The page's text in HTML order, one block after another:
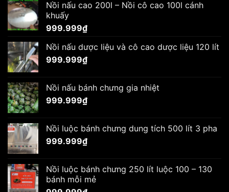
Nồi nấu cao 200l – Nồi cô cao 100l cánh
khuấy
999.999₫
Nồi nấu dược liệu và cô cao dược liệu 120 lít
999.999₫
Nồi nấu bánh chưng gia nhiệt
999.999₫
Nồi luộc bánh chưng dung tích 500 lít 3 pha
999.999₫
Nồi luộc bánh chưng 250 lít luộc 100 – 130
bánh mỗi mẻ